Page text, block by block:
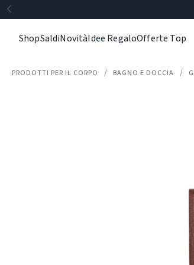
ShopSaldiNovitàIdee RegaloOfferte Top
PRODOTTI PER IL CORPO BAGNO E DOCCIA